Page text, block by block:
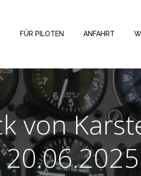
FÜR PILOTEN ANFAHRT
von